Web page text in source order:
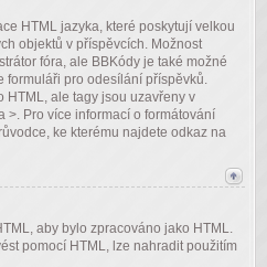
HTML jazyka, které poskytují velkou
objektů v příspěvcích. Možnost
fóra, ale BBKódy je také možné
formuláři pro odesílání příspěvků.
HTML, ale tagy jsou uzavřeny v
>. Pro více informací o formátování
ke kterému najdete odkaz na
aby bylo zpracováno jako HTML.
pomocí HTML, lze nahradit použitím